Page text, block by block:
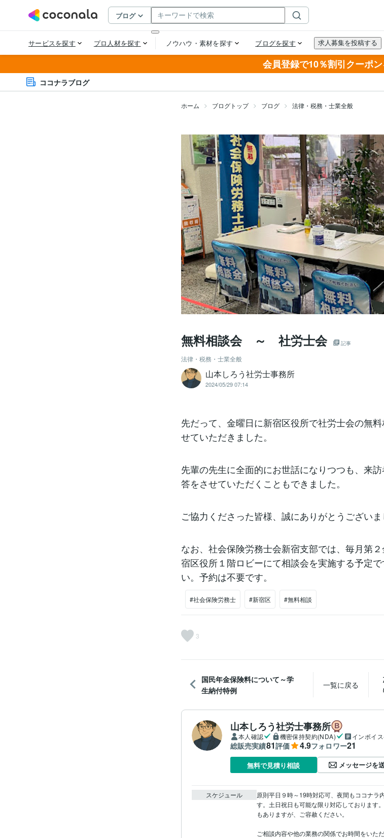
会員登録で10％割引クーポン
ココナラブログ
ホーム ブログトップ ブログ 法律・税務・士業全般
無料相談会 ～ 社労士会 記事
法律・税務・士業全般
山本しろう社労士事務所
2024/05/29 07:14
先だって、金曜日に新宿区役所で社労士会の無
せていただきました。
先輩の先生に全面的にお世話になりつつも、来
答をさせていただくこともできました。
ご協力くださった皆様、誠にありがとうございま
なお、社会保険労務士会新宿支部では、毎月第
宿区役所１階ロビーにて相談会を実施する予定
い。予約は不要です。
#社会保険労務士 #新宿区 #無料相談
3
国民年金保険料について～学
生納付特例
一覧に戻る
山本しろう社労士事務所
本人確認 機密保持契約(NDA) インボイ
総販売実績81評価 4.9フォロワー21
無料で見積り相談 メッセージを
スケジュール
原則平日９時～19時対応可、夜間もココナラ
す。土日祝日も可能な限り対応しております
もありますが、ご容赦ください。
ご相談内容や他の業務の関係でお時間をいた